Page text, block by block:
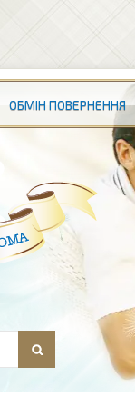
ОБМІН ПОВЕРНЕННЯ